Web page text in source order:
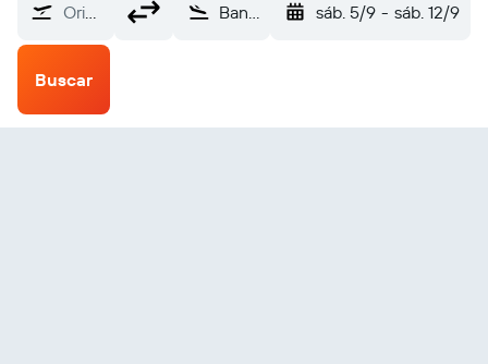
Origen Bangor (BGR) sáb. 5/9 - sáb. 12/9
Buscar